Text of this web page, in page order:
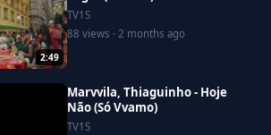
2:49
TV1S
88 views · 2 months ago
Marvvila, Thiaguinho - Hoje
Não (Só Vvamo)
TV1S